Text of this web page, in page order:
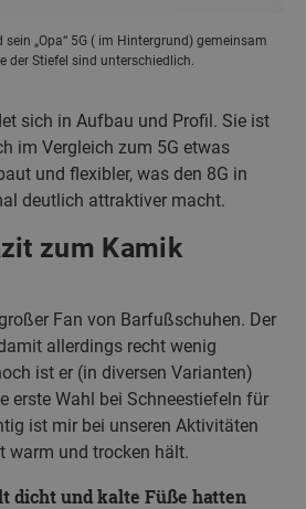
„Opa“ 5G ( im Hintergrund) gemeinsam
der Stiefel sind unterschiedlich.
sich in Aufbau und Profil. Sie ist
im Vergleich zum 5G etwas
und flexibler, was den 8G in
deutlich attraktiver macht.
zum Kamik
Fan von Barfußschuhen. Der
allerdings recht wenig
ist er (in diversen Varianten)
erste Wahl bei Schneestiefeln für
ist mir bei unseren Aktivitäten
warm und trocken hält.
dicht und kalte Füße hatten